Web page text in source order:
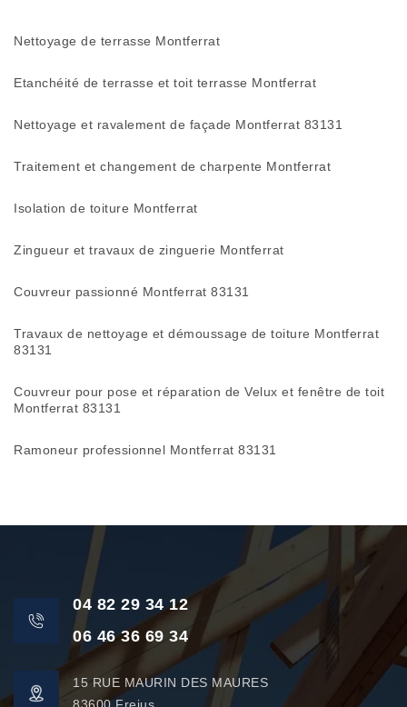
Nettoyage de terrasse Montferrat
Etanchéité de terrasse et toit terrasse Montferrat
Nettoyage et ravalement de façade Montferrat 83131
Traitement et changement de charpente Montferrat
Isolation de toiture Montferrat
Zingueur et travaux de zinguerie Montferrat
Couvreur passionné Montferrat 83131
Travaux de nettoyage et démoussage de toiture Montferrat
83131
Couvreur pour pose et réparation de Velux et fenêtre de toit
Montferrat 83131
Ramoneur professionnel Montferrat 83131
04 82 29 34 12
06 46 36 69 34
15 RUE MAURIN DES MAURES